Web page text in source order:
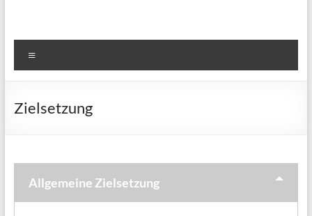
training
enhance
prosecutions,
disrupt
Zielsetzung
Allgemeine Zielsetzung